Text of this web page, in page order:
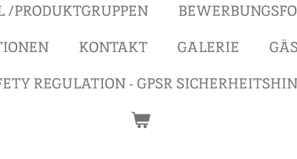
/PRODUKTGRUPPEN
KONTAKT GALERIE
REGULATION - GPSR